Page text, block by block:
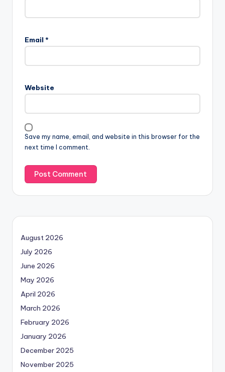
Email *
Website
Save my name, email, and website in this browser for the
next time I comment.
August 2026
July 2026
June 2026
May 2026
April 2026
March 2026
February 2026
January 2026
December 2025
November 2025